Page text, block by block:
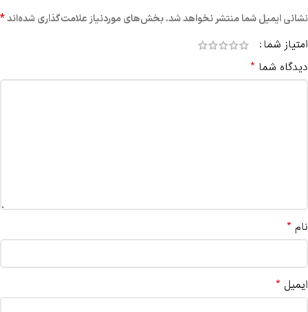
نشانی ایمیل شما منتشر نخواهد شد.بخش‌های موردنیاز علامت‌گذاری شده‌اند*
امتیاز شما
دیدگاه شما *
نام *
ایمیل *